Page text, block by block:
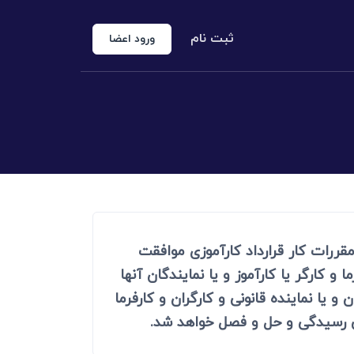
رسمی دادگستری
ثبت نام ورود اعضا
مقررات کار قرارداد کارآموزی موافقت
یا کارآموز و یا نمایندگان آنها
نماینده قانونی و کارگران و کارفرما
رسیدگی و حل و فصل خواهد شد.